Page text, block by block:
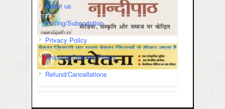
About us
Pricing/Subscription
Privacy Policy
Shipping/Delivery Policy
Refund/Cancellations